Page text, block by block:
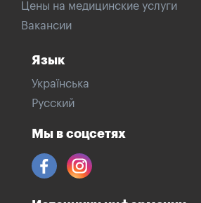
Цены на медицинские услуги
Вакансии
Язык
Українська
Русский
Мы в соцсетях